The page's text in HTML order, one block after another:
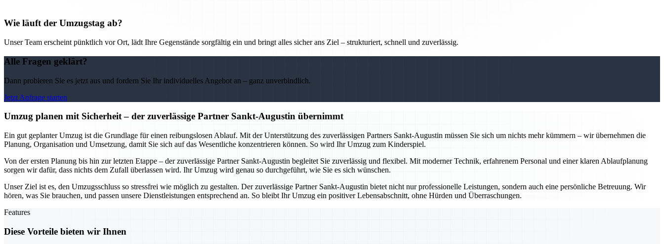
Wie läuft der Umzugstag ab?
Unser Team erscheint pünktlich vor Ort, lädt Ihre Gegenstände sorgfältig ein und bringt alles sicher ans Ziel – strukturiert, schnell und zuverlässig.
Alle Fragen geklärt?
Dann probieren Sie es jetzt aus und fordern Sie Ihr individuelles Angebot an – ganz unverbindlich.
Jetzt Anfrage starten
Umzug planen mit Sicherheit – der zuverlässige Partner Sankt-Augustin übernimmt
Ein gut geplanter Umzug ist die Grundlage für einen reibungslosen Ablauf. Mit der Unterstützung des zuverlässigen Partners Sankt-Augustin müssen Sie sich um nichts mehr kümmern – wir übernehmen die
Planung, Organisation und Umsetzung, damit Sie sich auf das Wesentliche konzentrieren können. So wird Ihr Umzug zum Kinderspiel.
Von der ersten Planung bis hin zur letzten Etappe – der zuverlässige Partner Sankt-Augustin begleitet Sie zuverlässig und flexibel. Mit moderner Technik, erfahrenem Personal und einer klaren Ablaufplanung
sorgen wir dafür, dass nichts dem Zufall überlassen wird. Ihr Umzug wird genau so durchgeführt, wie Sie es sich wünschen.
Unser Ziel ist es, den Umzugsschluss so stressfrei wie möglich zu gestalten. Der zuverlässige Partner Sankt-Augustin bietet nicht nur professionelle Leistungen, sondern auch eine persönliche Betreuung. Wir
hören, was Sie brauchen, und passen unsere Dienstleistungen entsprechend an. So bleibt Ihr Umzug ein positiver Lebensabschnitt, ohne Hürden und Überraschungen.
Features
Diese Vorteile bieten wir Ihnen